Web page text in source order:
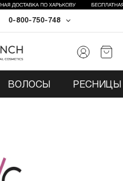
0-800-750-748
ВОЛОСЫ РЕСНИЦЫ